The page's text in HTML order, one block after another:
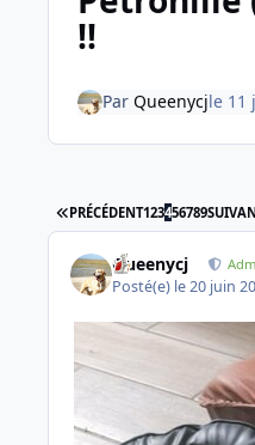
!!
Par Queenycjle 11
PREMIÈRE PAGE
PRÉCÉDENT123456789
Queenycj
Posté(e) le 20 juin